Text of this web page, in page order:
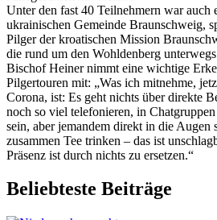
Unter den fast 40 Teilnehmern war auch
ukrainischen Gemeinde Braunschweig,
Pilger der kroatischen Mission
die rund um den Wohldenberg
Bischof Heiner nimmt eine wichtige
Pilgertouren mit: „Was ich mitnehme,
Corona, ist: Es geht nichts über direkte
noch so viel telefonieren, in
sein, aber jemandem direkt in die Augen
zusammen Tee trinken – das ist
Präsenz ist durch nichts zu ersetzen.“
Beliebteste Beiträge